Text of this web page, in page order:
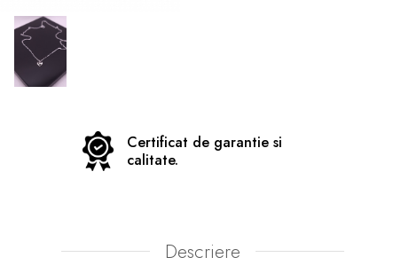
Certificat de garantie si
calitate.
Descriere